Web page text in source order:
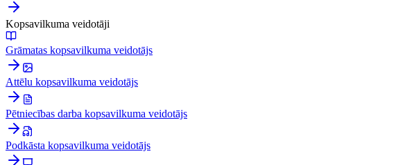
Kopsavilkuma veidotāji
Grāmatas kopsavilkuma veidotājs
Attēlu kopsavilkuma veidotājs
Pētniecības darba kopsavilkuma veidotājs
Podkāsta kopsavilkuma veidotājs